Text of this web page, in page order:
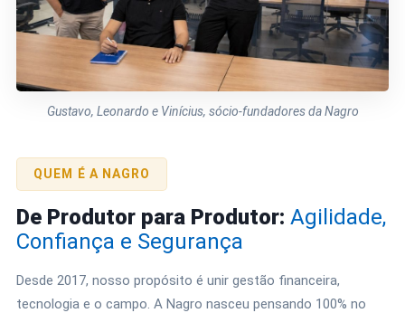
Gustavo, Leonardo e Vinícius, sócio-fundadores da Nagro
QUEM É A NAGRO
De Produtor para Produtor: Agilidade,
Confiança e Segurança
Desde 2017, nosso propósito é unir gestão financeira,
tecnologia e o campo. A Nagro nasceu pensando 100% no